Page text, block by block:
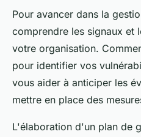
Pour avancer dans la
comprendre les signaux et
votre organisation.
pour identifier vos
vous aider à anticiper les
mettre en place des
L'élaboration d'un plan de